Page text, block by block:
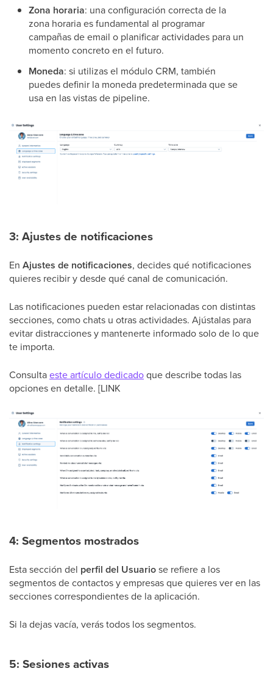
Zona horaria: una configuración correcta de la
zona horaria es fundamental al programar
campañas de email o planificar actividades para un
momento concreto en el futuro.
Moneda: si utilizas el módulo CRM, también
puedes definir la moneda predeterminada que se
usa en las vistas de pipeline.
3: Ajustes de notificaciones
En Ajustes de notificaciones, decides qué notificaciones
quieres recibir y desde qué canal de comunicación.
Las notificaciones pueden estar relacionadas con distintas
secciones, como chats u otras actividades. Ajústalas para
evitar distracciones y mantenerte informado solo de lo que
te importa.
Consultaeste artículo dedicadoque describe todas las
opciones en detalle. [LINK
4: Segmentos mostrados
Esta sección del perfil del Usuariose refiere a los
segmentos de contactos y empresas que quieres ver en las
secciones correspondientes de la aplicación.
Si la dejas vacía, verás todos los segmentos.
5: Sesiones activas